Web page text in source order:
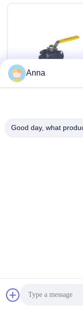
থ্রেডেড বল ভালভ
Anna
Good day, what